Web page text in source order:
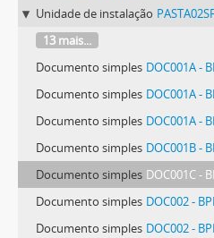
Unidade de instalação
13 mais...
Documento simples DOC001A - BPE, Pergaminhos
Documento simples DOC001A - BPE, Pergaminhos
Documento simples DOC001A - BPE, Pergaminhos
Documento simples DOC001B - BPE, Pergaminhos
Documento simples DOC001C - BPE, Pergaminhos
Documento simples DOC002 - BPE, Pergaminhos
Documento simples DOC002 - BPE, Pergaminhos